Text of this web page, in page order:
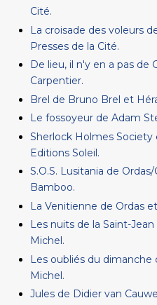
Cité.
La croisade des voleurs
Presses de la Cité.
De lieu, il n'y en a pas de
Carpentier.
Brel de Bruno Brel et
Le fossoyeur de Adam
Sherlock Holmes Society
Editions Soleil.
S.O.S. Lusitania de
Bamboo.
La Venitienne de Ordas
Les nuits de la Saint-
Michel.
Les oubliés du dimanche
Michel.
Jules de Didier van